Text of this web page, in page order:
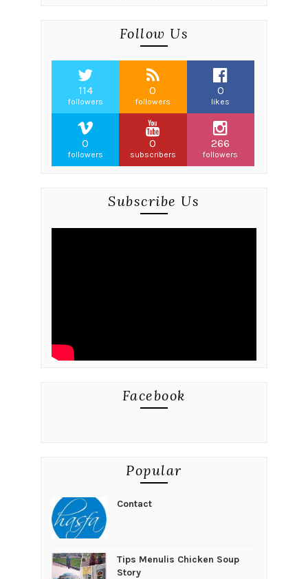
Follow Us
114
followers
0
followers
0
likes
0
followers
0
subscribers
266
followers
Subscribe Us
Facebook
Popular
Contact
Tips Menulis Chicken Soup
Story